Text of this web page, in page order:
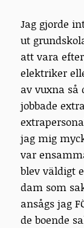
Jag gjorde
ut
att vara
elektriker
av vuxna så
jobbade
jag mig
var
blev väldigt
dam som
ansågs jag
de boende